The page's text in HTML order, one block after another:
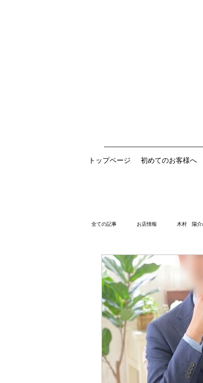
トップページ 初めてのお客様へ
全ての記事 お店情報 木村 陽介
イベント関係
2024年 2023年